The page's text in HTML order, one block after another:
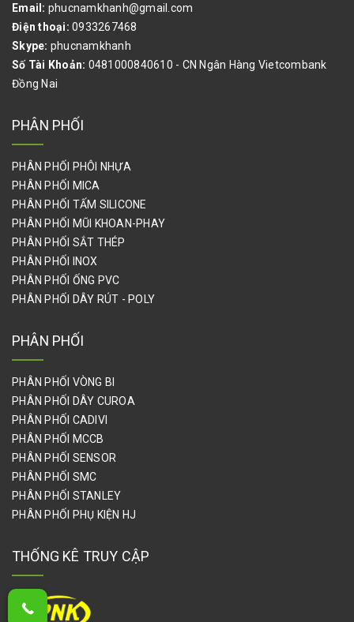
Email: phucnamkhanh@gmail.com
Điện thoại: 0933267468
Skype: phucnamkhanh
Số Tài Khoản: 0481000840610 - CN Ngân Hàng Vietcombank
Đồng Nai
PHÂN PHỐI
PHÂN PHỐI PHÔI NHỰA
PHÂN PHỐI MICA
PHÂN PHỐI TẤM SILICONE
PHÂN PHỐI MŨI KHOAN-PHAY
PHÂN PHỐI SẮT THÉP
PHÂN PHỐI INOX
PHÂN PHỐI ỐNG PVC
PHÂN PHỐI DÂY RÚT - POLY
PHÂN PHỐI
PHÂN PHỐI VÒNG BI
PHÂN PHỐI DÂY CUROA
PHÂN PHỐI CADIVI
PHÂN PHỐI MCCB
PHÂN PHỐI SENSOR
PHÂN PHỐI SMC
PHÂN PHỐI STANLEY
PHÂN PHỐI PHỤ KIỆN HJ
THỐNG KÊ TRUY CẬP